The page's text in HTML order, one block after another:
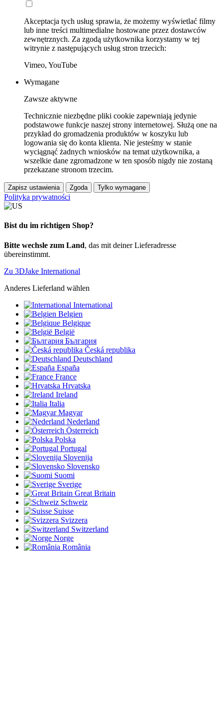
Akceptacja tych usług sprawia, że możemy wyświetlać filmy
lub inne treści multimedialne hostowane przez dostawców
zewnętrznych. Za zgodą użytkownika korzystamy w tej
witrynie z następujących usług stron trzecich:
Vimeo, YouTube
Wymagane
Zawsze aktywne
Technicznie niezbędne pliki cookie zapewniają jedynie
podstawowe funkcje naszej strony internetowej. Służą one na
przykład do gromadzenia produktów w koszyku lub
logowania się do konta klienta. Nie jesteśmy w stanie
wyciągnąć żadnych wniosków na temat użytkownika, a
wszelkie dane zgromadzone w ten sposób nigdy nie zostaną
przekazane stronom trzecim.
Zapisz ustawienia Zgoda Tylko wymagane
Polityka prywatności
Bist du im richtigen Shop?
Bitte wechsle zum Land, das mit deiner Lieferadresse
übereinstimmt.
Zu 3DJake International
Anderes Lieferland wählen
International
Belgien
Belgique
België
България
Česká republika
Deutschland
España
France
Hrvatska
Ireland
Italia
Magyar
Nederland
Österreich
Polska
Portugal
Slovenija
Slovensko
Suomi
Sverige
Great Britain
Schweiz
Suisse
Svizzera
Switzerland
Norge
România